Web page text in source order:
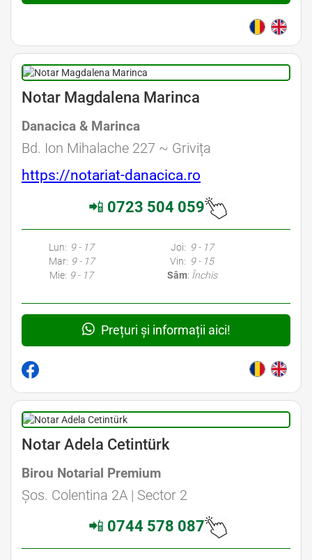
Notar Magdalena Marinca
Danacica & Marinca
Bd. Ion Mihalache 227 ~ Grivița
https://notariat-danacica.ro
📲 0723 504 059
Avocati Bucuresti • Cabinete Avocatura Bucuresti • Avocati Specializati Bucuresti • Avocat Bun Bucuresti • Avocat Bucuresti • Bucuresti Avocat • Avocat
Lun: 9 - 17
Mar: 9 - 17
Mie: 9 - 17
Joi: 9 - 17
Vin: 9 - 15
Sâm: Închis
Prețuri și informații aici!
Notar Adela Cetintürk
Birou Notarial Premium
Șos. Colentina 2A | Sector 2
📲 0744 578 087
Avocati Bucuresti • Cabinete Avocatura Bucuresti • Avocati Specializati Bucuresti • Avocat Bun Bucuresti • Avocat Bucuresti • Bucuresti Avocat • Avocat